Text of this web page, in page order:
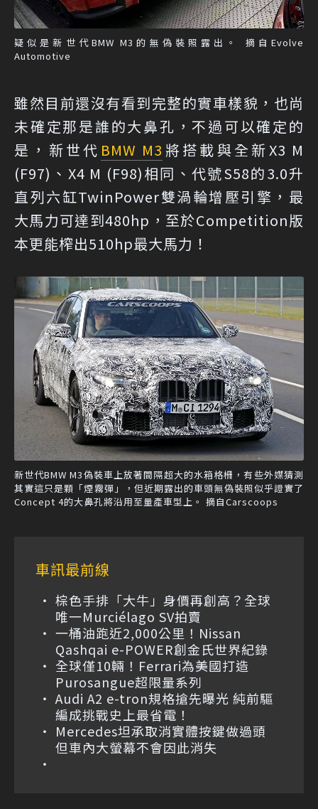
疑似是新世代BMW M3的無偽裝照露出。 摘自Evolve
Automotive
雖然目前還沒有看到完整的實車樣貌，也尚
未確定那是誰的大鼻孔，不過可以確定的
是，新世代 BMW M3 將搭載與全新X3 M
(F97)、X4 M (F98)相同、代號S58的3.0升
直列六缸TwinPower雙渦輪增壓引擎，最
大馬力可達到480hp，至於Competition版
本更能榨出510hp最大馬力！
新世代BMW M3偽裝車上放著間隔超大的水箱格柵，有些外媒猜測
其實這只是顆「煙霧彈」，但近期露出的車頭無偽裝照似乎證實了
Concept 4的大鼻孔將沿用至量產車型上。 摘自Carscoops
車訊最前線
棕色手排「大牛」身價再創高？全球
唯一Murciélago SV拍賣
一桶油跑近2,000公里！Nissan
Qashqai e-POWER創金氏世界紀錄
全球僅10輛！Ferrari為美國打造
Purosangue超限量系列
Audi A2 e-tron規格搶先曝光 純前驅
編成挑戰史上最省電！
Mercedes坦承取消實體按鍵做過頭
但車內大螢幕不會因此消失